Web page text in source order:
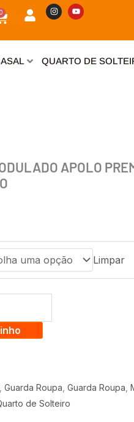
0
I
n
s
a
Y
o
u
QUARTO DE
APOLO
Limpar
Guarda Roupa Guarda Roupa
de Solteiro